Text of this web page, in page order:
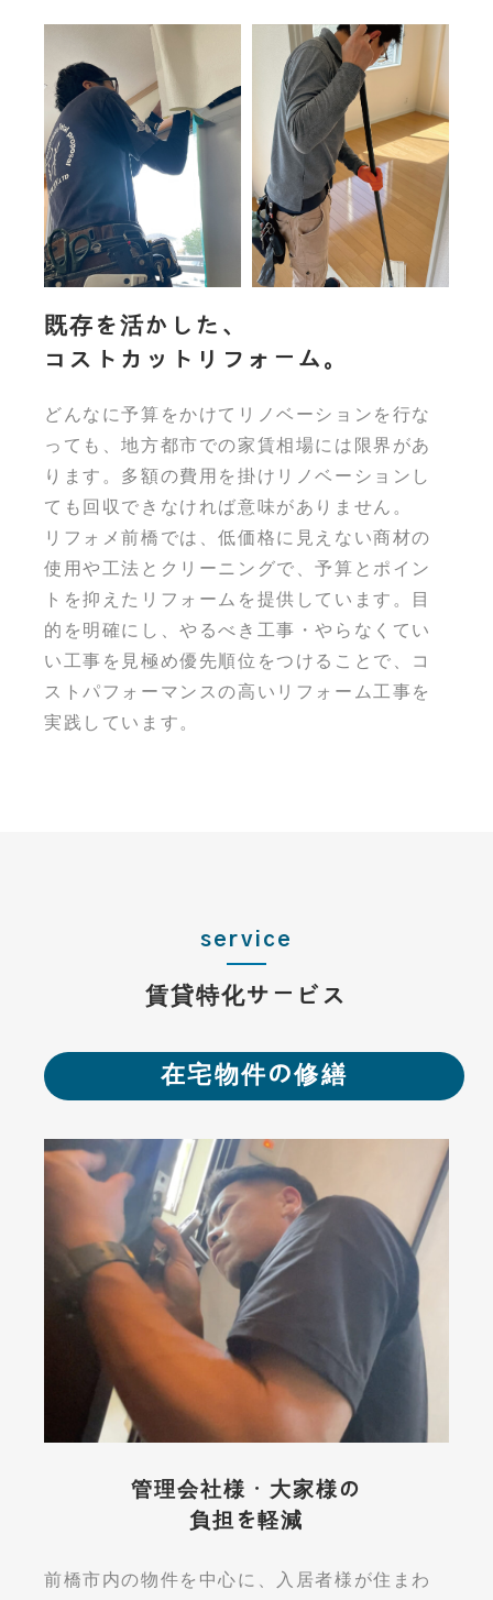
既存を活かした、
コストカットリフォーム。
どんなに予算をかけてリノベーションを行な
っても、地方都市での家賃相場には限界があ
ります。多額の費用を掛けリノベーションし
ても回収できなければ意味がありません。
リフォメ前橋では、低価格に見えない商材の
使用や工法とクリーニングで、予算とポイン
トを抑えたリフォームを提供しています。目
的を明確にし、やるべき工事・やらなくてい
い工事を見極め優先順位をつけることで、コ
ストパフォーマンスの高いリフォーム工事を
実践しています。
service
賃貸特化サービス
在宅物件の修繕
管理会社様・大家様の
負担を軽減
前橋市内の物件を中心に、入居者様が住まわ